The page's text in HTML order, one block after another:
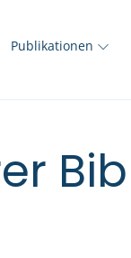
Publikationen